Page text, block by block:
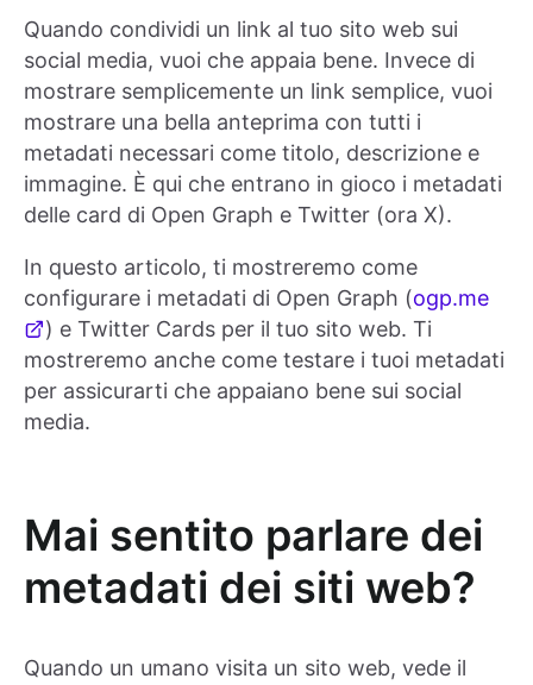
Quando condividi un link al tuo sito web sui
social media, vuoi che appaia bene. Invece di
mostrare semplicemente un link semplice, vuoi
mostrare una bella anteprima con tutti i
metadati necessari come titolo, descrizione e
immagine. È qui che entrano in gioco i metadati
delle card di Open Graph e Twitter (ora X).
In questo articolo, ti mostreremo come
configurare i metadati di Open Graph (ogp.me
) e Twitter Cards per il tuo sito web. Ti
mostreremo anche come testare i tuoi metadati
per assicurarti che appaiano bene sui social
media.
Mai sentito parlare dei
metadati dei siti web?
Quando un umano visita un sito web, vede il